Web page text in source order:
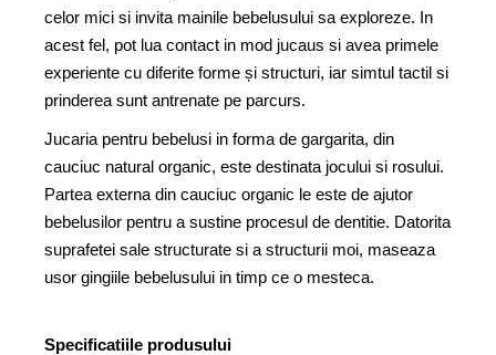
celor mici si invita mainile bebelusului sa exploreze. In
acest fel, pot lua contact in mod jucaus si avea primele
experiente cu diferite forme și structuri, iar simtul tactil si
prinderea sunt antrenate pe parcurs.
Jucaria pentru bebelusi in forma de gargarita, din
cauciuc natural organic, este destinata jocului si rosului.
Partea externa din cauciuc organic le este de ajutor
bebelusilor pentru a sustine procesul de dentitie. Datorita
suprafetei sale structurate si a structurii moi, maseaza
usor gingiile bebelusului in timp ce o mesteca.
Specificatiile produsului